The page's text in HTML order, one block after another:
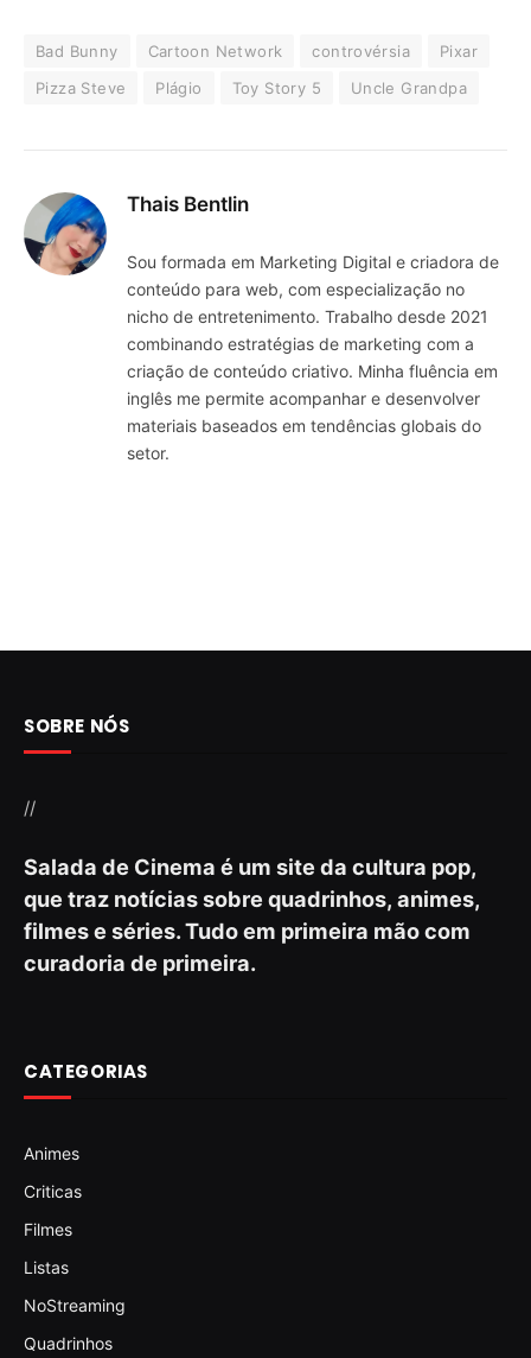
Bad Bunny Cartoon Network controvérsia
Pixar
Pizza Steve
Plágio Toy Story 5 Uncle Grandpa
Thais Bentlin
Sou formada em Marketing Digital e criadora de
conteúdo para web, com especialização no
nicho de entretenimento. Trabalho desde 2021
combinando estratégias de marketing com a
criação de conteúdo criativo. Minha fluência em
inglês me permite acompanhar e desenvolver
materiais baseados em tendências globais do
setor.
SOBRE NÓS
//
Salada de Cinema é um site da cultura pop,
que traz notícias sobre quadrinhos, animes,
filmes e séries. Tudo em primeira mão com
curadoria de primeira.
CATEGORIAS
Animes
Criticas
Filmes
Listas
NoStreaming
Quadrinhos